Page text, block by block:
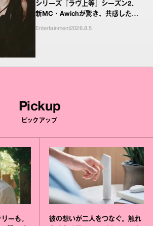
シリーズ『ラヴ上等』シーズン2、
新MC・Awichが驚き、共感したヤ
Entertainment2026.8.5
Pickup
ピックアップ
ーも。
彼の想いが二人をつなぐ。触れ